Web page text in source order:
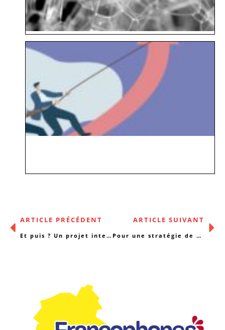
ARTICLE PRÉCÉDENT
Et puis ? Un projet intergénérationnel à distance
ARTICLE SUIVANT
Pour une stratégie de déconfinement qui prenne au sérieux toutes les populations